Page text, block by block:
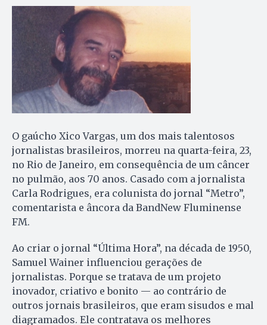
O gaúcho Xico Vargas, um dos mais talentosos
jornalistas brasileiros, morreu na quarta-feira, 23,
no Rio de Janeiro, em consequência de um câncer
no pulmão, aos 70 anos. Casado com a jornalista
Carla Rodrigues, era colunista do jornal “Metro”,
comentarista e âncora da BandNew Fluminense
FM.
Ao criar o jornal “Última Hora”, na década de 1950,
Samuel Wainer influenciou gerações de
jornalistas. Porque se tratava de um projeto
inovador, criativo e bonito — ao contrário de
outros jornais brasileiros, que eram sisudos e mal
diagramados. Ele contratava os melhores